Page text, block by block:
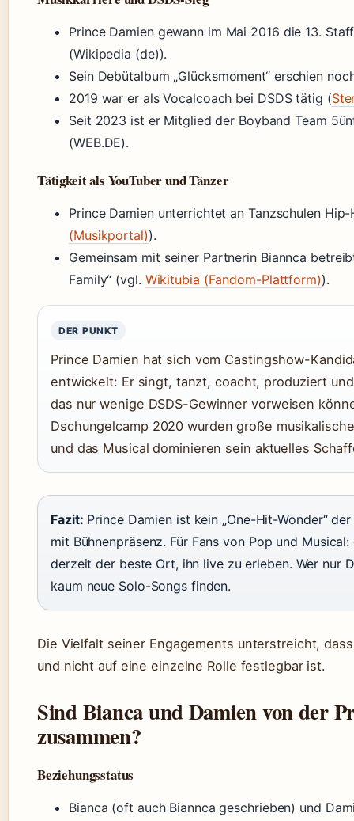
Prince Damien gewann im Mai 2016 die 13.
(Wikipedia (de)).
Sein Debütalbum „Glücksmoment“ erschien
2019 war er als Vocalcoach bei DSDS tätig (
Seit 2023 ist er Mitglied der Boyband Team
(WEB.DE).
Tätigkeit als YouTuber und Tänzer
Prince Damien unterrichtet an Tanzschulen
(Musikportal)).
Gemeinsam mit seiner Partnerin Biannca
Family“ (vgl. Wikitubia (Fandom-Plattform)).
DER PUNKT
Prince Damien hat sich vom Castingshow-
entwickelt: Er singt, tanzt, coacht, produziert
das nur wenige DSDS-Gewinner vorweisen
Dschungelcamp 2020 wurden große
und das Musical dominieren sein aktuelles
Fazit: Prince Damien ist kein „One-Hit-Wonder“
mit Bühnenpräsenz. Für Fans von Pop und
derzeit der beste Ort, ihn live zu erleben. Wer nur
kaum neue Solo-Songs finden.
Die Vielfalt seiner Engagements unterstreicht,
und nicht auf eine einzelne Rolle festlegbar ist.
Sind Bianca und Damien von der
zusammen?
Beziehungsstatus
Bianca (oft auch Biannca geschrieben) und